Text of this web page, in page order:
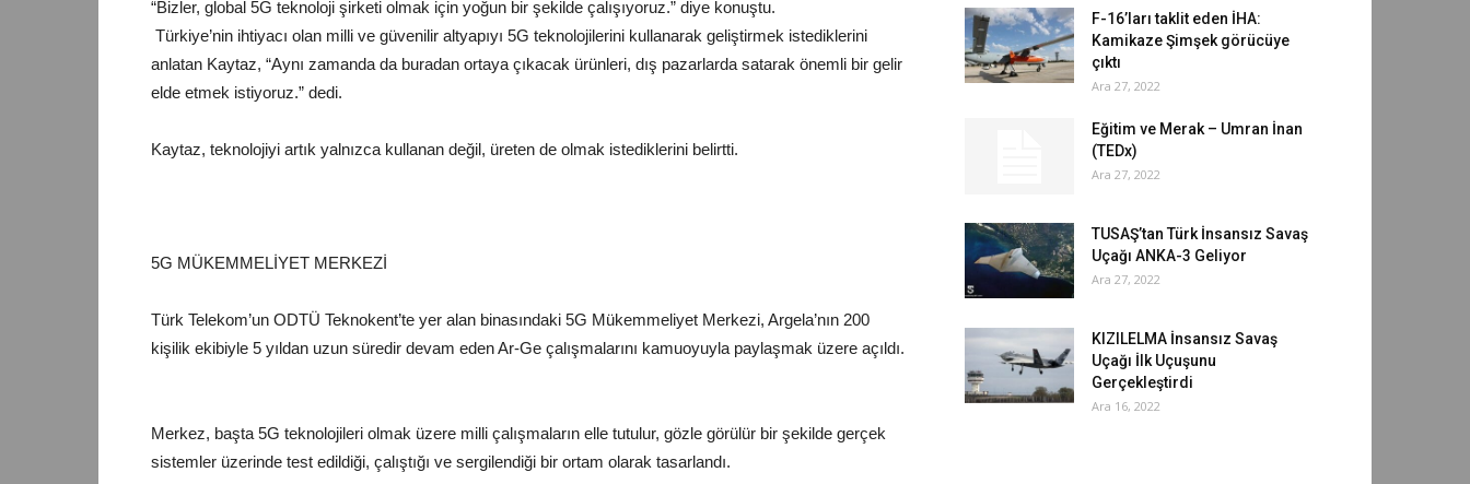
“Bizler, global 5G teknoloji şirketi olmak için yoğun bir şekilde çalışıyoruz.” diye konuştu.
Türkiye’nin ihtiyacı olan milli ve güvenilir altyapıyı 5G teknolojilerini kullanarak geliştirmek istediklerini
anlatan Kaytaz, “Aynı zamanda da buradan ortaya çıkacak ürünleri, dış pazarlarda satarak önemli bir gelir
elde etmek istiyoruz.” dedi.
Kaytaz, teknolojiyi artık yalnızca kullanan değil, üreten de olmak istediklerini belirtti.
5G MÜKEMMELİYET MERKEZİ
Türk Telekom’un ODTÜ Teknokent’te yer alan binasındaki 5G Mükemmeliyet Merkezi, Argela’nın 200
kişilik ekibiyle 5 yıldan uzun süredir devam eden Ar-Ge çalışmalarını kamuoyuyla paylaşmak üzere açıldı.
Merkez, başta 5G teknolojileri olmak üzere milli çalışmaların elle tutulur, gözle görülür bir şekilde gerçek
sistemler üzerinde test edildiği, çalıştığı ve sergilendiği bir ortam olarak tasarlandı.
F-16’ları taklit eden İHA:
Kamikaze Şimşek görücüye
çıktı
Ara 27, 2022
Eğitim ve Merak – Umran İnan
(TEDx)
Ara 27, 2022
TUSAŞ’tan Türk İnsansız Savaş
Uçağı ANKA-3 Geliyor
Ara 27, 2022
KIZILELMA İnsansız Savaş
Uçağı İlk Uçuşunu
Gerçekleştirdi
Ara 16, 2022